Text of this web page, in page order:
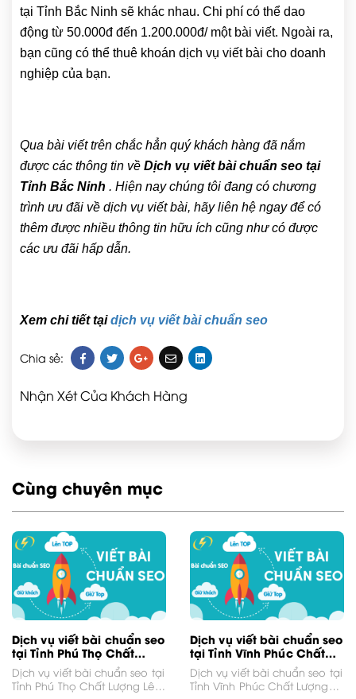
tại Tỉnh Bắc Ninh sẽ khác nhau. Chi phí có thể dao
động từ 50.000đ đến 1.200.000đ/ một bài viết. Ngoài ra,
bạn cũng có thể thuê khoán dịch vụ viết bài cho doanh
nghiệp của bạn.
Qua bài viết trên chắc hẳn quý khách hàng đã nắm
được các thông tin về Dịch vụ viết bài chuẩn seo tại
Tỉnh Bắc Ninh . Hiện nay chúng tôi đang có chương
trình ưu đãi về dịch vụ viết bài, hãy liên hệ ngay để có
thêm được nhiều thông tin hữu ích cũng như có được
các ưu đãi hấp dẫn.
Xem chi tiết tạidịch vụ viết bài chuẩn seo
Chia sẻ:
Nhận Xét Của Khách Hàng
Cùng chuyên mục
Dịch vụ viết bài chuẩn seo
tại Tỉnh Phú Thọ Chất
Lượng Lên Top Google
Dịch vụ viết bài chuẩn seo tại
Tỉnh Phú Thọ Chất Lượng Lên
Dịch vụ viết bài chuẩn seo
tại Tỉnh Vĩnh Phúc Chất
Lượng Lên Top Google
Dịch vụ viết bài chuẩn seo tại
Tỉnh Vĩnh Phúc Chất Lượng